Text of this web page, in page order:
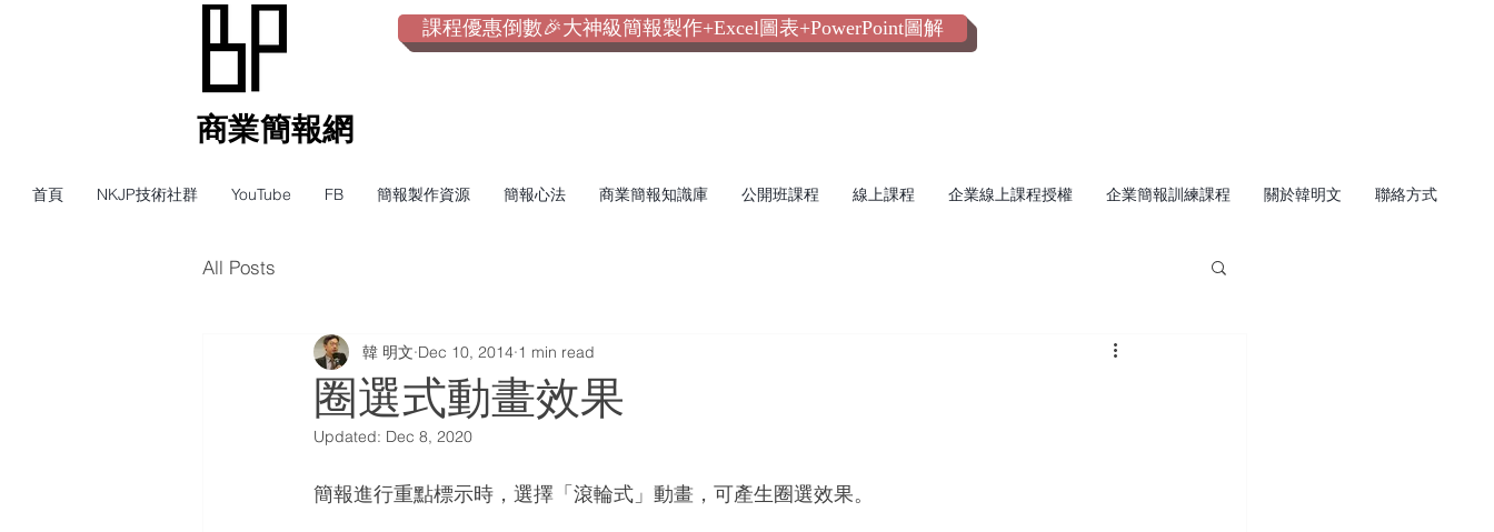
課程優惠倒數🎉大神級簡報製作+Excel圖表+PowerPoint圖解
​商業簡報網
首頁 NKJP技術社群 YouTube FB 簡報製作資源 簡報心法 商業簡報知識庫 公開班課程 線上課程 企業線上課程授權 企業簡報訓練課程 關於韓明文 聯絡方式
All Posts
圈選式動畫效果
韓 明文 Dec 10, 2014 1 min read
Updated: Dec 8, 2020
簡報進行重點標示時，選擇「滾輪式」動畫，可產生圈選效果。